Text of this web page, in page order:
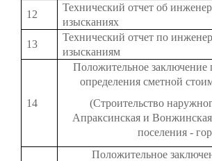
12
Технический отчет об
изысканиях
13
Технический отчет по
изысканиям
14
Положительное заключение
определения сметной
(Строительство
Апраксинская и
поселения -
Положительное